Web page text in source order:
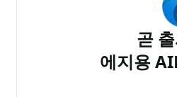
곧
에지용